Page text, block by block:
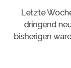
Letzte
dringend
bisherigen